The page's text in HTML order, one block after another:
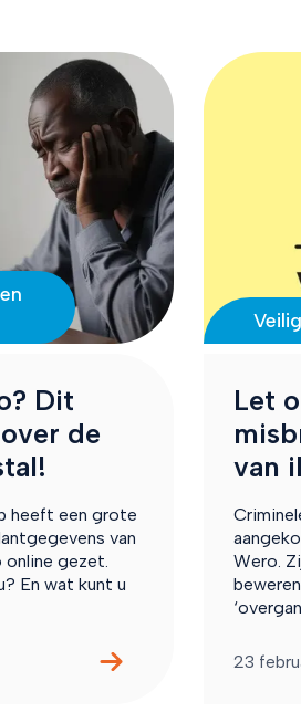
Dit
de
heeft een grote
van
gezet.
En wat kunt u
Let
van
Wero.
23